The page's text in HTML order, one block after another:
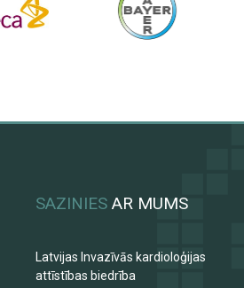
SAZINIES AR MUMS
Latvijas Invazīvās kardioloģijas
attīstības biedrība